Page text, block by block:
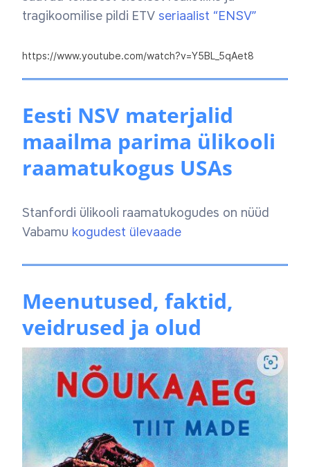
tragikoomilise pildi ETV seriaalist “ENSV”
https://www.youtube.com/watch?v=Y5BL_5qAet8
Eesti NSV materjalid
maailma parima ülikooli
raamatukogus USAs
Stanfordi ülikooli raamatukogudes on nüüd
Vabamu kogudest ülevaade
Meenutused, faktid,
veidrused ja olud